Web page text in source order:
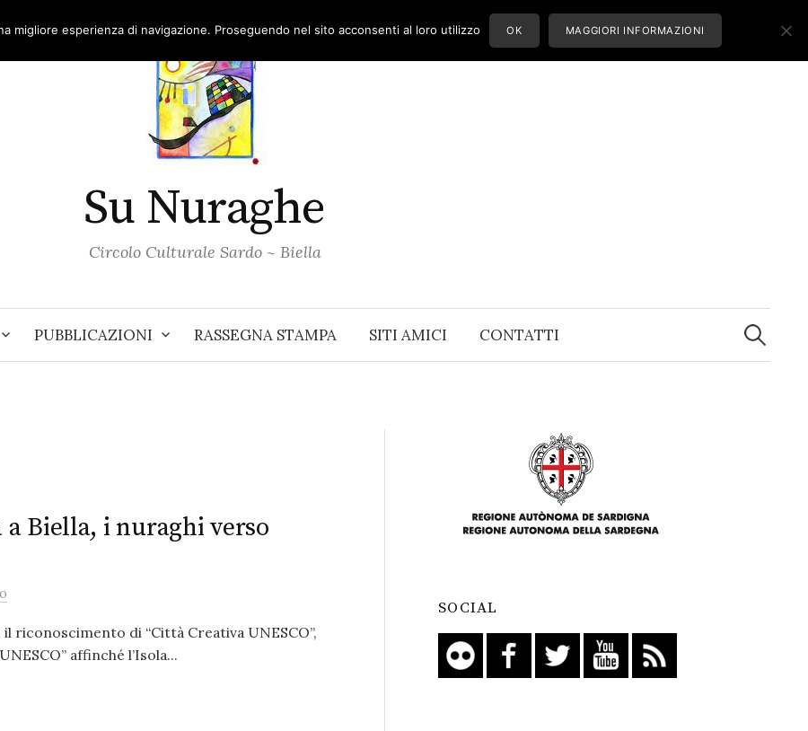
Su Nuraghe
Circolo Culturale Sardo ~ Biella
PUBBLICAZIONI RASSEGNA STAMPA SITI AMICI CONTATTI
Ricerca
per:
a Biella, i nuraghi verso
riconoscimento di “Città Creativa UNESCO”,
affinché l’Isola...
SOCIAL
migliore esperienza di navigazione. Proseguendo nel sito acconsenti al loro utilizzo OK MAGGIORI INFORMAZIONI